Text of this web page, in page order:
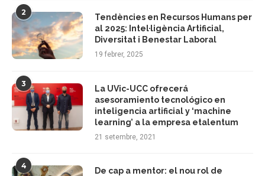
2
Tendències en Recursos Humans per
al 2025: Intel·ligència Artificial,
Diversitat i Benestar Laboral
19 febrer, 2025
3
La UVic-UCC ofrecerá
asesoramiento tecnológico en
inteligencia artificial y ‘machine
learning’ a la empresa etalentum
21 setembre, 2021
4
De cap a mentor: el nou rol de